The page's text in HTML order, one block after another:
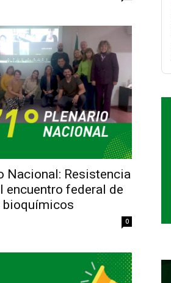
Nacional: Resistencia
encuentro federal de
bioquímicos
0